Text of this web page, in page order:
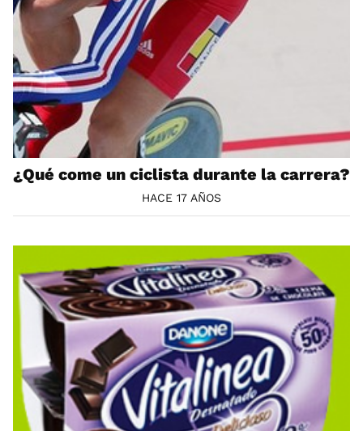
¿Qué come un ciclista durante la carrera?
HACE 17 AÑOS